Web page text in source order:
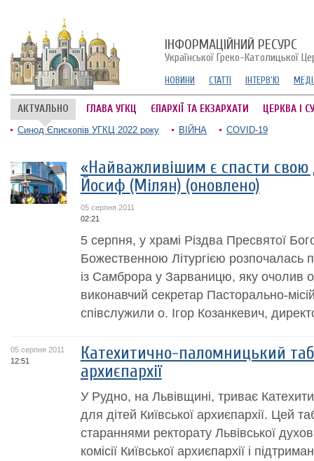
ІНФОРМАЦІЙНИЙ РЕСУРС
Української Греко-Католицької
НОВИНИ СТАТТІ ІНТЕРВ'Ю
АКТУАЛЬНО ГЛАВА УГКЦ ЄПАРХІЇ ТА ЕКЗАРХАТИ ЦЕРКВА І
Синод Єпископів УГКЦ 2022 року ВІЙНА COVID-19
«Найважливішим є спасти
Йосиф (Мілян) (оновлено)
05 серпня 2011
02:21
5 серпня, у храмі Різдва Пресвятої
Божественною Літургією розпочалась
із Самброра у Зарваницю, яку очолив
виконавчий секретар Пасторально-
співслужили о. Ігор Козанкевич,
05 серпня 2011
12:51
Катехитично-паломницький
архиєпархії
У Рудно, на Львівщині, триває
для дітей Київської архиєпархії. Цей
стараннями ректорату Львівської
комісії Київської архиєпархії і